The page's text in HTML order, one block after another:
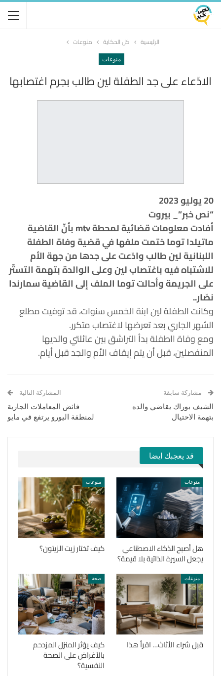
الرئيسية كل الحكاية منوعات
منوعات
الادّعاء على جد الطفلة لين طالب بجرم اغتصابها
20 يوليو 2023
“نص خبر”_ بيروت
أفادت معلومات قضائية لمحطة mtv بأنّ القاضية
ماتيلدا توما ختمت ملفها في قضية وفاة الطفلة
اللبنانية لين طالب وادّعت على جدها من جهة الأم
للاشتباه فيه باغتصاب لين وعلى الوالدة بتهمة التستّر
على الجريمة وأحالت توما الملف إلى القاضية سمارندا
نصّار..
وكانت الطفلة لين ابنة الخمس سنوات، قد توفيت مطلع
الشهر الجاري بعد تعرضها لاغتصاب متكرر.
ومع وفاة ااطفلة بدأ التراشق بين عائلتي والديها
المنفصلين، قبل أن يتم إيقاف الأم والجد قبل أيام.
مشاركة سابقة
الشيف بوراك يقاضي والده
بتهمة الاحتيال
المشاركة التالية
فائض المعاملات الجارية
لمنطقة اليورو يرتفع في مايو
قد يعجبك ايضا
منوعات
هل أصبح الذكاء الاصطناعي
يجعل السيرة الذاتية بلا قيمة؟
منوعات
كيف تختار زيت الزيتون؟
منوعات
قبل شراء الأثاث… اقرأ هذا
صحة
كيف يؤثر المنزل المزدحم
بالأغراض على الصحة
النفسية؟